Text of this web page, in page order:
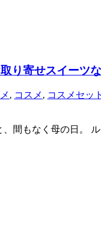
り寄せスイーツ
, コスメ , コスメセット
間もなく母の日。